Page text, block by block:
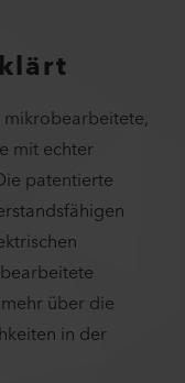
mit echter
patentierte
über die
in der